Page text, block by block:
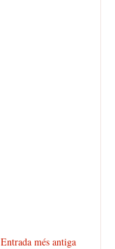
Entrada més antiga